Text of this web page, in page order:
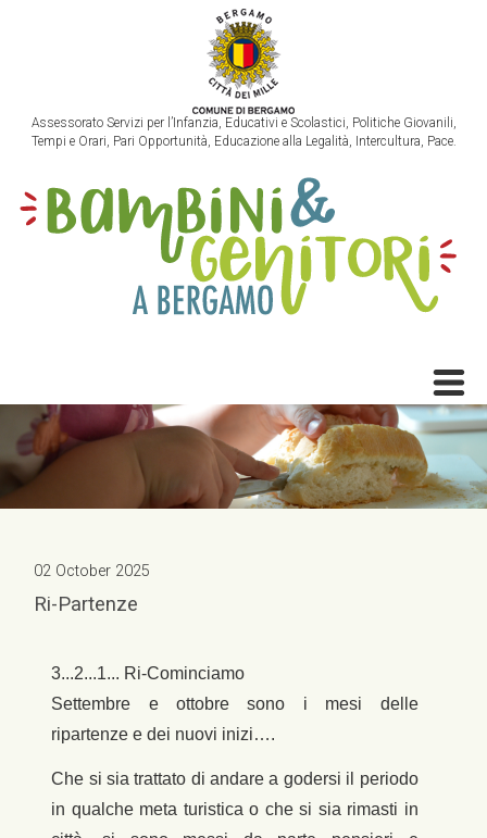
Assessorato Servizi per l’Infanzia, Educativi e Scolastici, Politiche Giovanili,
Tempi e Orari, Pari Opportunità, Educazione alla Legalità, Intercultura, Pace.
02 October 2025
Ri-Partenze
3...2...1... Ri-Cominciamo
Settembre e ottobre sono i mesi delle
ripartenze e dei nuovi inizi….
Che si sia trattato di andare a godersi il periodo
in qualche meta turistica o che si sia rimasti in